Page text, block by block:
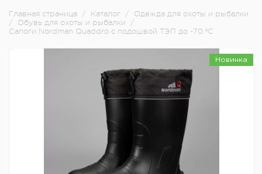
Главная страница / Каталог /
Одежда для охоты и рыбалки
/
Обувь для охоты и рыбалки
/
Сапоги Nordman Quaddro с подошвой ТЭП до -70 ºС
Новинка